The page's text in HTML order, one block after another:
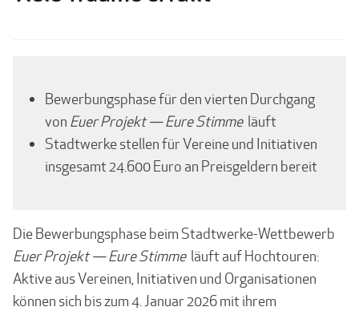
Bewerbungsphase für den vierten Durchgang
von Euer Projekt — Eure Stimme läuft
Stadtwerke stellen für Vereine und Initiativen
insgesamt 24.600 Euro an Preisgeldern bereit
Die Bewerbungsphase beim Stadtwerke-Wettbewerb
Euer Projekt — Eure Stimme läuft auf Hochtouren:
Aktive aus Vereinen, Initiativen und Organisationen
können sich bis zum 4. Januar 2026 mit ihrem